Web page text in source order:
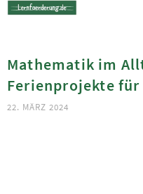
Mathematik im
Ferienprojekte für
22. MÄRZ 2024